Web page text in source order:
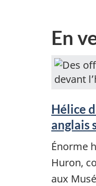
En
Hélice
anglais
Énorme
Huron,
aux